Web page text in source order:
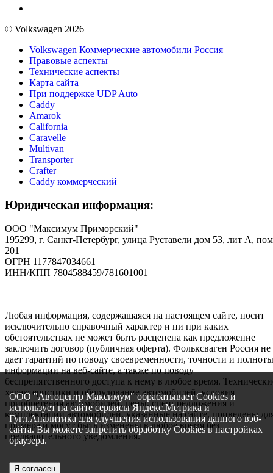
ООО "Автоцентр Максимум" обрабатывает Cookies и
использует на сайте сервисы Яндекс.Метрика и
Гугл.Аналитика для улучшения использования данного вэб-
сайта. Вы можете запретить обработку Cookies в настройках
браузера.
Я согласен
© Volkswagen 2026
Volkswagen Коммерческие автомобили Россия
Правовые аспекты
Технические аспекты
Карта сайта
При поддержке UDP Auto
Caddy
Amarok
California
Caravelle
Multivan
Transporter
Crafter
Caddy коммерческий
Юридическая информация:
ООО "Максимум Приморский"
195299, г. Санкт-Петербург, улица Руставели дом 53, лит А,
201
ОГРН 1177847034661
ИНН/КПП 7804588459/781601001
Любая информация, содержащаяся на настоящем сайте, носит
исключительно справочный характер и ни при каких
обстоятельствах не может быть расценена как предложение
заключить договор (публичная оферта). Фольксваген Россия не
дает гарантий по поводу своевременности, точности и полноты
информации на веб-сайте, а также по поводу
беспрепятственного доступа к нему в любое время.
характеристики и оборудование автомобилей, условия
приобретения автомобилей, цены, спецпредложения и
комплектации автомобилей, указанные на сайте, приведены
примера и могут быть изменены в любое время без
предварительного уведомления.